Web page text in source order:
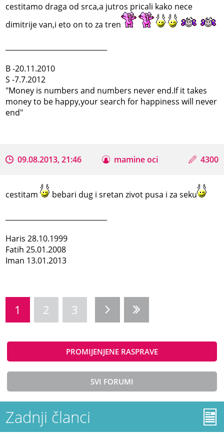
cestitamo draga od srca,a jutros pricali kako nece
dimitrije van,i eto on to za tren
B -20.11.2010
S -7.7.2012
"Money is numbers and numbers never end.If it takes
money to be happy,your search for happiness will never
end"
09.08.2013, 21:46 mamine oci 4300
cestitam
bebari dug i sretan zivot pusa i za seku
Haris 28.10.1999
Fatih 25.01.2008
Iman 13.01.2013
1 2 3
PROMIJENJENE RASPRAVE
SVI FORUMI
Zadnji članci